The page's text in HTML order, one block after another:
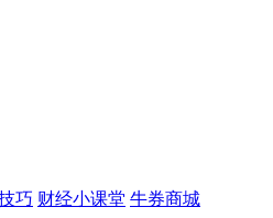
巧 财经小课堂 牛券商城